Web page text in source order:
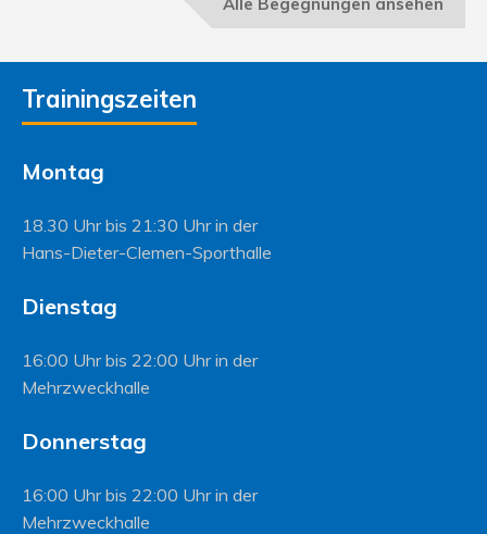
Alle Begegnungen ansehen
Trainingszeiten
Montag
18.30 Uhr bis 21:30 Uhr in der
Hans-Dieter-Clemen-Sporthalle
Dienstag
16:00 Uhr bis 22:00 Uhr in der
Mehrzweckhalle
Donnerstag
16:00 Uhr bis 22:00 Uhr in der
Mehrzweckhalle